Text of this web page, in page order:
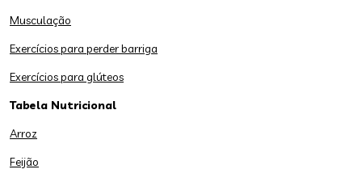
Musculação
Exercícios para perder barriga
Exercícios para glúteos
Tabela Nutricional
Arroz
Feijão